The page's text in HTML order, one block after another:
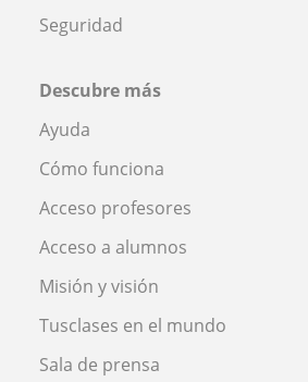
Seguridad
Descubre más
Ayuda
Cómo funciona
Acceso profesores
Acceso a alumnos
Misión y visión
Tusclases en el mundo
Sala de prensa